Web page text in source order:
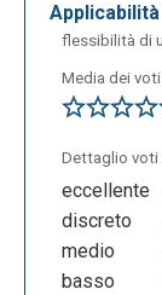
applicabilità
flessibilità di
Media dei voti:
Dettaglio voti
eccellente
discreto
medio
basso